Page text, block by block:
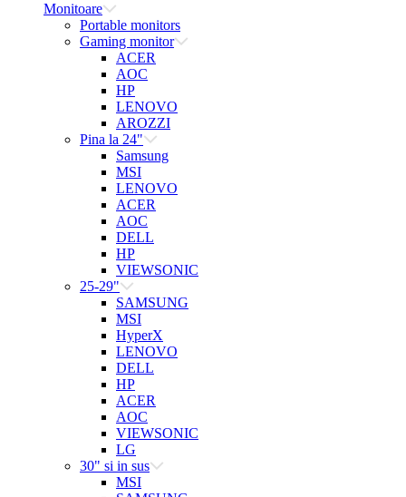
Monitoare
Portable monitors
Gaming monitor
ACER
AOC
HP
LENOVO
AROZZI
Pina la 24"
Samsung
MSI
LENOVO
ACER
AOC
DELL
HP
VIEWSONIC
25-29"
SAMSUNG
MSI
HyperX
LENOVO
DELL
HP
ACER
AOC
VIEWSONIC
LG
30" si in sus
MSI